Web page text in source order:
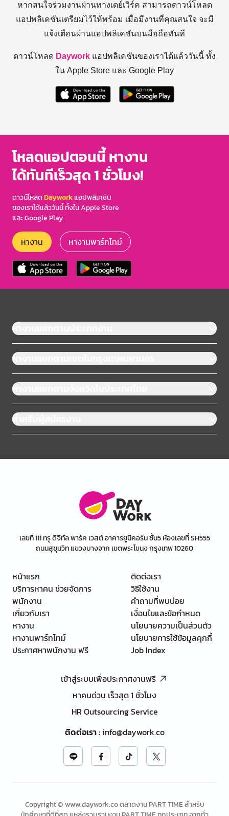
หากสนใจร่วมงานผ่านทางเดย์เวิร์ค สามารถดาวน์โหลด
แอปพลิเคชันเตรียมไว้ให้พร้อม เมื่อมีงานที่คุณสนใจ จะมี
แจ้งเตือนผ่านแอปพลิเคชันบนมือถือทันที
ดาวน์โหลด Daywork แอปพลิเคชันของเราได้แล้ววันนี้ ทั้ง
ใน Apple Store และ Google Play
โหลดแอปตอนนี้ หางาน
ได้ทันทีเร็วสุด 1 ชั่วโมง!
ดาวน์โหลดDayworkแอปพลิเคชัน
ของเราได้แล้ววันนี้ ทั้งใน Apple Store
และ Google Play
หางาน หางานพาร์ทไทม์
หางานแยกตามประเภทงาน
หางานแยกตามเขตในกรุงเทพมหานคร
หางานแยกตามจังหวัดในประเทศไทย
สำหรับผู้สมัครงาน
เลขที่ 111 ทรู ดิจิทัล พาร์ค เวสต์ อาคารยูนิคอร์น ชั้น5 ห้องเลขที่ SH555
ถนนสุขุมวิท แขวงบางจาก เขตพระโขนง กรุงเทพ 10260
หน้าแรก
บริการหาคน ช่วยจัดการ
พนักงาน
เกี่ยวกับเรา
หางาน
หางานพาร์ทไทม์
ประกาศหาพนักงาน ฟรี
ติดต่อเรา
วิธีใช้งาน
คำถามที่พบบ่อย
เงื่อนไขและข้อกำหนด
นโยบายความเป็นส่วนตัว
นโยบายการใช้ข้อมูลคุกกี้
Job Index
เข้าสู่ระบบเพื่อประกาศงานฟรี
หาคนด่วน เร็วสุด 1 ชั่วโมง
HR Outsourcing Service
ติดต่อเรา:info@daywork.co
Copyright © www.daywork.co ตลาดงาน PART TIME สำหรับ